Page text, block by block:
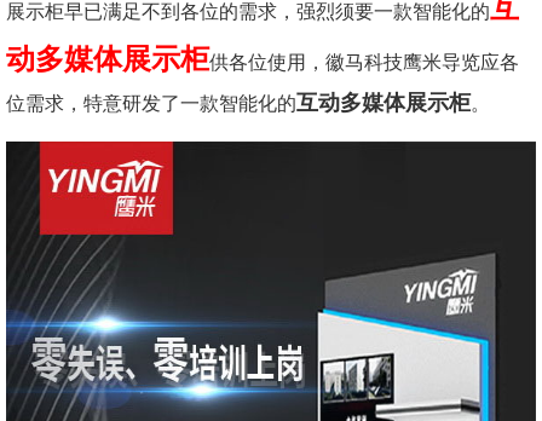
展示柜早已满足不到各位的需求，强烈须要一款智能化的互
动多媒体展示柜供各位使用，徽马科技鹰米导览应各
位需求，特意研发了一款智能化的互动多媒体展示柜。